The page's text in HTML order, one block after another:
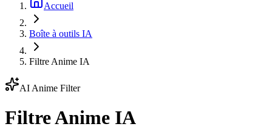
Accueil
Boîte à outils IA
Filtre Anime IA
AI Anime Filter
Filtre Anime IA